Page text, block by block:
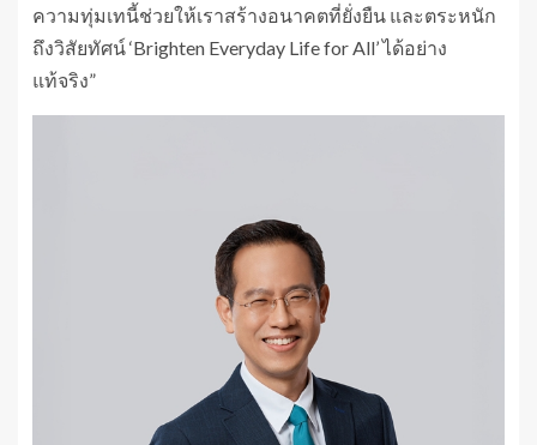
ความทุ่มเทนี้ช่วยให้เราสร้างอนาคตที่ยั่งยืน และตระหนัก
ถึงวิสัยทัศน์ ‘Brighten Everyday Life for All’ ได้อย่าง
แท้จริง”